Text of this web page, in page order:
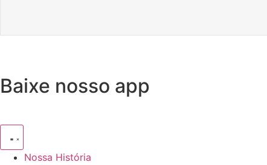
Baixe nosso app
Nossa História